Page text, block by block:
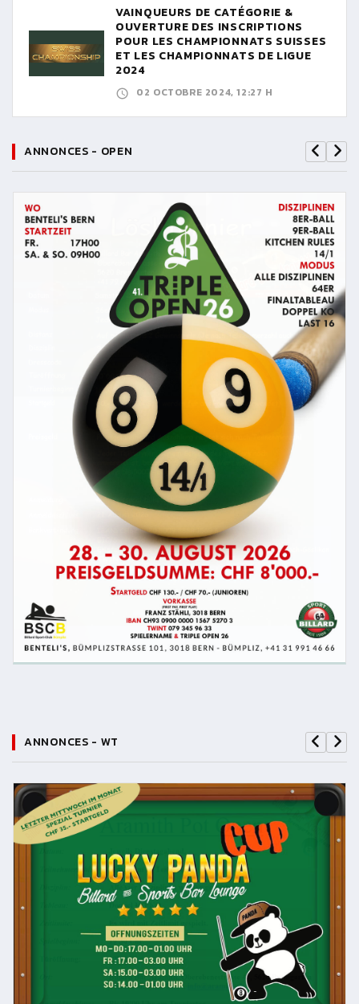
VAINQUEURS DE CATÉGORIE &
OUVERTURE DES INSCRIPTIONS
POUR LES CHAMPIONNATS SUISSES
ET LES CHAMPIONNATS DE LIGUE
2024
02 OCTOBRE 2024, 12:27 H
ANNONCES - OPEN
ANNONCES - WT